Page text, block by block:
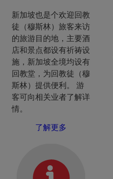
新加坡也是个欢迎回教
徒（穆斯林）旅客来访
的旅游目的地，主要酒
店和景点都设有祈祷设
施，新加坡全境均设有
回教堂，为回教徒（穆
斯林）提供便利。 游
客可向相关业者了解详
情。
了解更多